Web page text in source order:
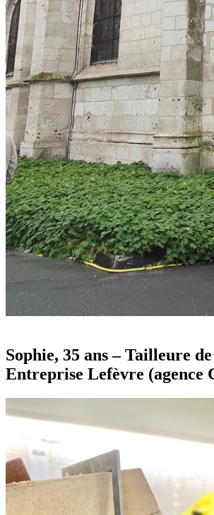
Sophie, 35 ans – Tailleure
Entreprise Lefèvre (agence